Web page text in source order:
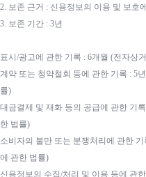
2. 보존 근거 : 신용정보의 이용 및 보호
3. 보존 기간 : 3년
표시/광고에 관한 기록 : 6개월 (전자상
계약 또는 청약철회 등에 관한 기록 : 5
률)
대금결제 및 재화 등의 공급에 관한 기
한 법률)
소비자의 불만 또는 분쟁처리에 관한
에 관한 법률)
신용정보의 수집/처리 및 이용 등에 관